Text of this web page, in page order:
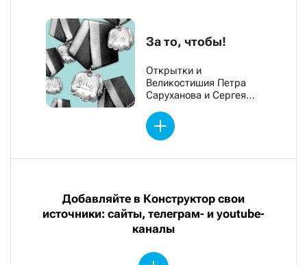
За то, чтобы!
Открытки и
Великостишия Петра
Саруханова и Сергея
Добавляйте в Конструктор свои
источники: сайты, телеграм- и youtube-
каналы